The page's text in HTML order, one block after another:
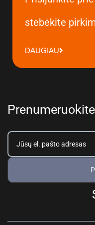
stebėkite
DAUGIAU